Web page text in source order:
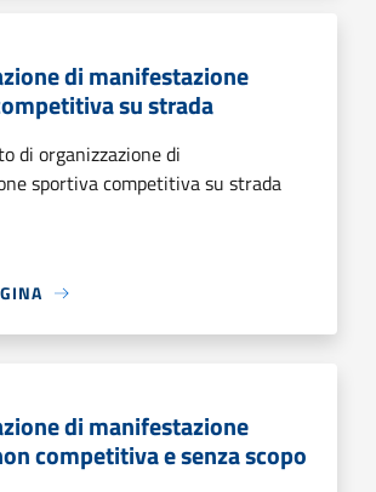
di manifestazione
su strada
di organizzazione di
sportiva competitiva su strada
di manifestazione
competitiva e senza scopo